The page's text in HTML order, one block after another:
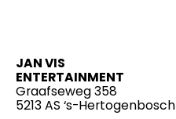
JAN VIS
ENTERTAINMENT
Graafseweg 358
5213 AS ‘s-Hertogenbosch